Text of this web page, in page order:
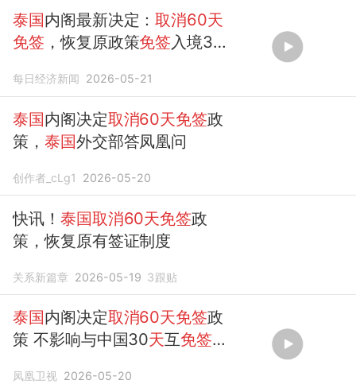
泰国内阁最新决定：取消60天
免签 ，恢复原政策免签入境30
每日经济新闻 2026-05-21
泰国内阁决定取消60天免签政
策，泰国外交部答凤凰问
创作者_cLg1 2026-05-20
快讯！泰国取消60天免签政
策，恢复原有签证制度
关系新篇章 2026-05-19 3跟贴
泰国内阁决定取消60天免签政
策 不影响与中国30天互免签
凤凰卫视 2026-05-20